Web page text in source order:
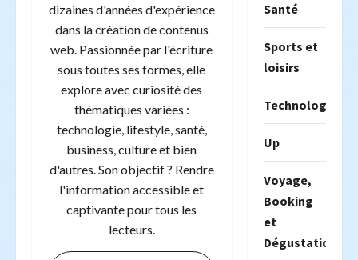
dizaines d'années d'expérience
dans la création de contenus
web. Passionnée par l'écriture
sous toutes ses formes, elle
explore avec curiosité des
thématiques variées :
technologie, lifestyle, santé,
business, culture et bien
d'autres. Son objectif ? Rendre
l'information accessible et
captivante pour tous les
lecteurs.
Santé
Sports et
loisirs
Technologie
Up
Voyage,
Booking
et
Dégustation